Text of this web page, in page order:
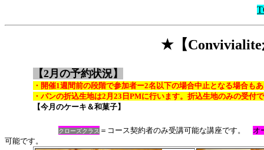
★【
【2月の予約状況】
・開催1週間前の段階で参加者ー2名以下の場合中止となる場合も
・パンの折込生地は2月23日PMに行います。折込生地のみの受付
【今月のケーキ＆和菓子】
クローズクラス ＝コース契約者のみ受講可能な講座です。 オ
可能です。